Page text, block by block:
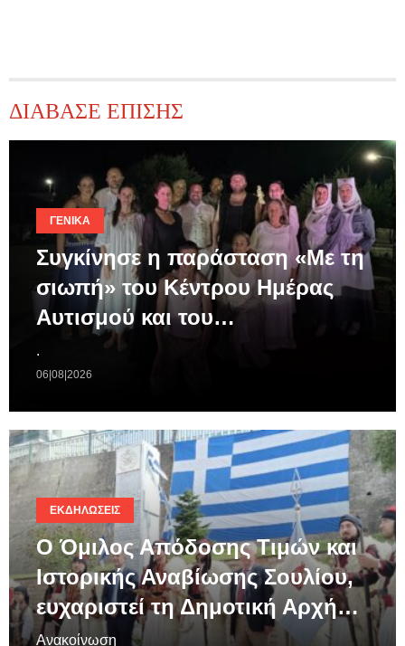
ΔΙΑΒΑΣΕ ΕΠΙΣΗΣ
ΓΕΝΙΚΆ
Συγκίνησε η παράσταση «Με τη
σιωπή» του Κέντρου Ημέρας
Αυτισμού και του…
.
06|08|2026
ΕΚΔΗΛΏΣΕΙΣ
Ο Όμιλος Απόδοσης Τιμών και
Ιστορικής Αναβίωσης Σουλίου,
ευχαριστεί τη Δημοτική Αρχή…
Ανακοίνωση